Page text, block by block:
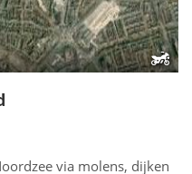
via molens, dijken